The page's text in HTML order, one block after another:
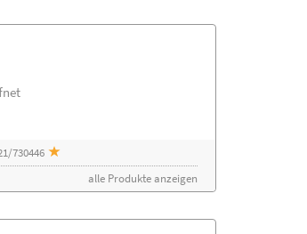
730446
alle Produkte anzeigen